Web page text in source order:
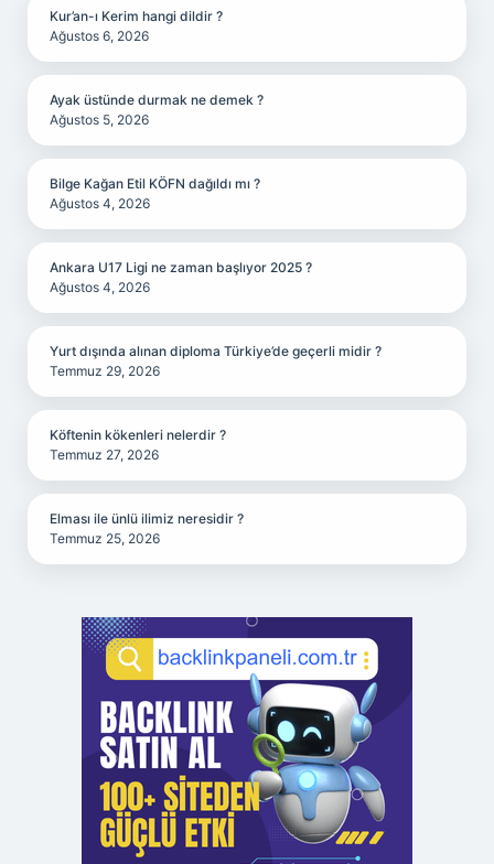
Kur’an-ı Kerim hangi dildir ?
Ağustos 6, 2026
Ayak üstünde durmak ne demek ?
Ağustos 5, 2026
Bilge Kağan Etil KÖFN dağıldı mı ?
Ağustos 4, 2026
Ankara U17 Ligi ne zaman başlıyor 2025 ?
Ağustos 4, 2026
Yurt dışında alınan diploma Türkiye’de geçerli midir ?
Temmuz 29, 2026
Köftenin kökenleri nelerdir ?
Temmuz 27, 2026
Elması ile ünlü ilimiz neresidir ?
Temmuz 25, 2026